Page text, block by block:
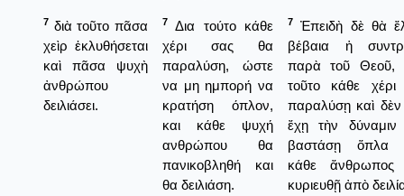
7 διὰ τοῦτο πᾶσα
χεὶρ ἐκλυθήσεται
καὶ πᾶσα ψυχὴ
ἀνθρώπου
δειλιάσει.
7
Δια τούτο κάθε
χέρι σας θα
παραλύση, ώστε
να μη ημπορή να
κρατήση όπλον,
και κάθε ψυχή
ανθρώπου θα
πανικοβληθή και
θα δειλιάση.
7
Ἐπειδὴ δὲ θὰ
βέβαια ἡ
παρὰ τοῦ Θεοῦ,
τοῦτο κάθε
παραλύσῃ καὶ
ἔχῃ τὴν
βαστάσῃ ὅπλα
κάθε ἄνθρωπος
κυριευθῇ ἀπὸ